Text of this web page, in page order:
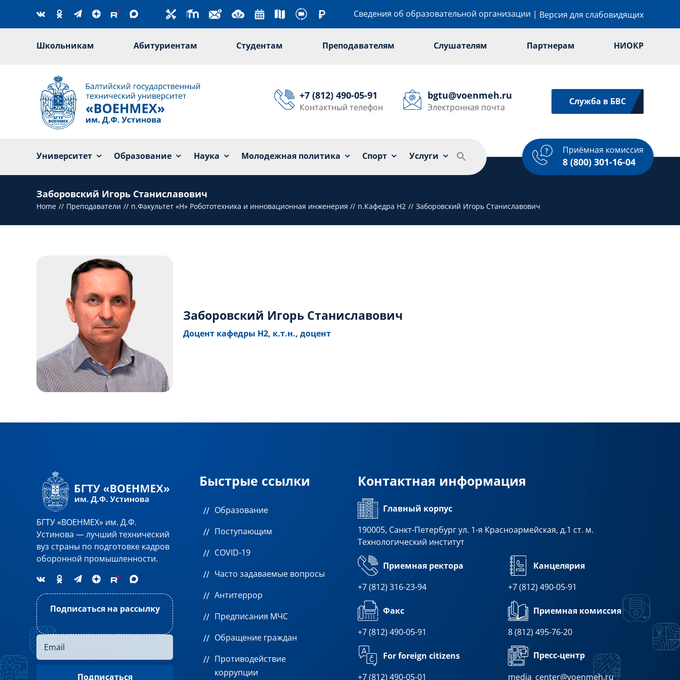
content
Сведения об образовательной организации | Версия для слабовидящих
Школьникам Абитуриентам Студентам Преподавателям Слушателям Партнерам НИОКР
+7 (812) 490-05-91
Контактный телефон
bgtu@voenmeh.ru
Электронная почта
Служба в БВС
Университет Образование Наука Молодежная политика Спорт Услуги
Приёмная комиссия
8 (800) 301-16-04
Университет Образование Наука Молодежная политика Спорт Услуги
Заборовский Игорь Станиславович
Home Преподаватели п.Факультет «Н» Робототехника и инновационная инженерия п.Кафедра Н2 Заборовский Игорь Станиславович
Заборовский Игорь Станиславович
Доцент кафедры Н2, к.т.н., доцент
БГТУ «ВОЕНМЕХ» им. Д.Ф.
Устинова — лучший технический
вуз страны по подготовке кадров
оборонной промышленности.
Подписаться на рассылку
Быстрые ссылки
Образование
Поступающим
COVID-19
Часто задаваемые вопросы
Антитеррор
Предписания МЧС
Обращение граждан
Противодействие
коррупции
Контактная информация
Главный корпус
190005, Санкт-Петербург ул. 1-я Красноармейская, д.1 ст. м.
Технологический институт
Приемная ректора
+7 (812) 316-23-94
Канцелярия
+7 (812) 490-05-91
Факс
+7 (812) 490-05-91
Приемная комиссия
8 (812) 495-76-20
For foreign citizens
+7 (812) 490-05-01
Пресс-центр
media_center@voenmeh.ru